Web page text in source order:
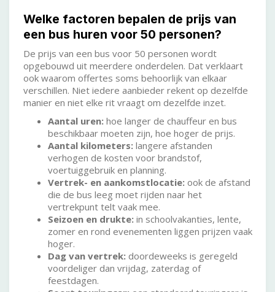
Welke factoren bepalen de prijs van
een bus huren voor 50 personen?
De prijs van een bus voor 50 personen wordt
opgebouwd uit meerdere onderdelen. Dat verklaart
ook waarom offertes soms behoorlijk van elkaar
verschillen. Niet iedere aanbieder rekent op dezelfde
manier en niet elke rit vraagt om dezelfde inzet.
Aantal uren: hoe langer de chauffeur en bus
beschikbaar moeten zijn, hoe hoger de prijs.
Aantal kilometers: langere afstanden
verhogen de kosten voor brandstof,
voertuiggebruik en planning.
Vertrek- en aankomstlocatie: ook de afstand
die de bus leeg moet rijden naar het
vertrekpunt telt vaak mee.
Seizoen en drukte: in schoolvakanties, lente,
zomer en rond evenementen liggen prijzen vaak
hoger.
Dag van vertrek: doordeweeks is geregeld
voordeliger dan vrijdag, zaterdag of
feestdagen.